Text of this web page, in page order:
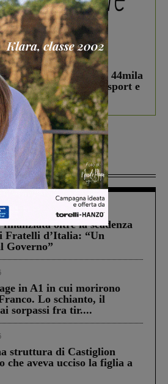
Smart Cities, oltre 44mila
torna il bando per lo sport e
Estrair
oltre la scadenza
Fratelli d’Italia: “Un
Governo”
in A1 in cui morirono
Lo schianto, il
sorpassi fra tir....
struttura di Castiglion
che aveva ucciso la figlia a